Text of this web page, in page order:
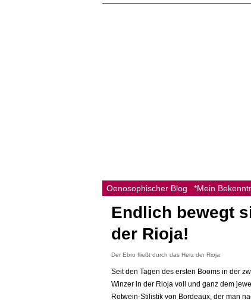
Oenosophischer Blog *Mein
Endlich bewegt
der Rioja!
Der Ebro fließt durch das Herz der Rioja
Seit den Tagen des ersten Booms in der
Winzer in der Rioja voll und ganz dem
Rotwein-Stilistik von Bordeaux, der man